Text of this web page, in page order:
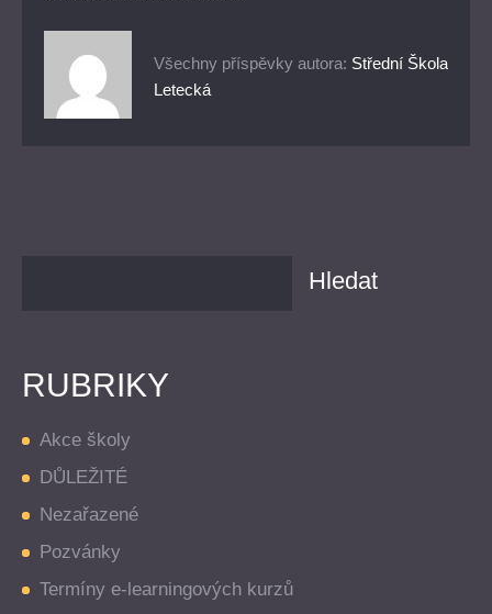
Všechny příspěvky autora: Střední Škola
Letecká
RUBRIKY
Akce školy
DŮLEŽITÉ
Nezařazené
Pozvánky
Termíny e-learningových kurzů